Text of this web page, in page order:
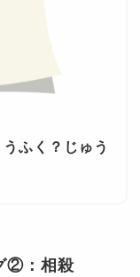
ふく？じゅう
②：相殺